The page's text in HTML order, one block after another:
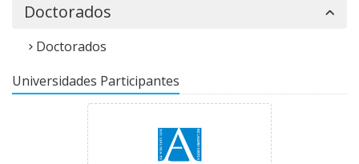
Doctorados
Doctorados
Universidades Participantes